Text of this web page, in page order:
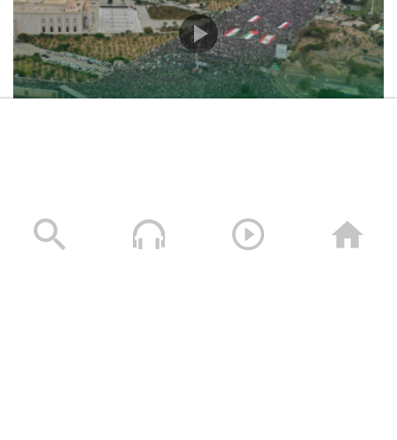
17/07/2026